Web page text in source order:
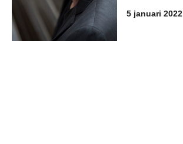
5 januari 2022